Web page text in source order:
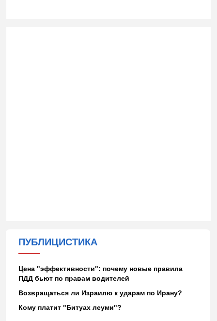
ПУБЛИЦИСТИКА
Цена "эффективности": почему новые правила
ПДД бьют по правам водителей
Возвращаться ли Израилю к ударам по Ирану?
Кому платит "Битуах леуми"?